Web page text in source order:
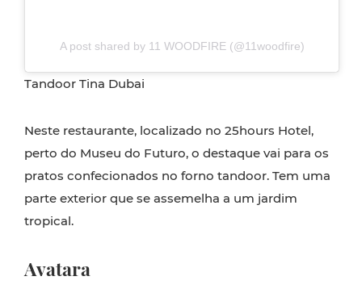
A post shared by 11 WOODFIRE (@11woodfire)
Tandoor Tina Dubai
Neste restaurante, localizado no 25hours Hotel,
perto do Museu do Futuro, o destaque vai para os
pratos confecionados no forno tandoor. Tem uma
parte exterior que se assemelha a um jardim
tropical.
Avatara